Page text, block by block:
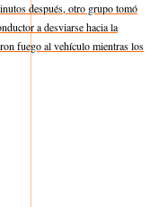
después, otro grupo tomó
a desviarse hacia la
fuego al vehículo mientras los